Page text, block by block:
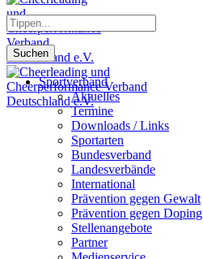
Suchen
Sportverband
Aktuelles
Termine
Downloads / Links
Sportarten
Bundesverband
Landesverbände
International
Prävention gegen Gewalt
Prävention gegen Doping
Stellenangebote
Partner